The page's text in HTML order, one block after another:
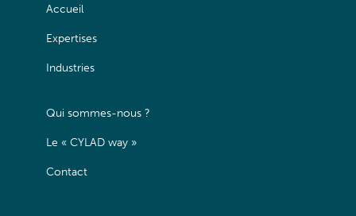
Accueil
Expertises
Industries
Qui sommes-nous ?
Le « CYLAD way »
Contact